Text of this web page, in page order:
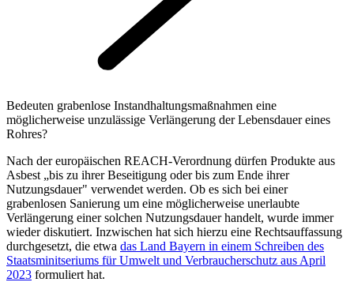
Bedeuten grabenlose Instandhaltungsmaßnahmen eine
möglicherweise unzulässige Verlängerung der Lebensdauer eines
Rohres?
Nach der europäischen REACH-Verordnung dürfen Produkte aus
Asbest „bis zu ihrer Beseitigung oder bis zum Ende ihrer
Nutzungsdauer" verwendet werden. Ob es sich bei einer
grabenlosen Sanierung um eine möglicherweise unerlaubte
Verlängerung einer solchen Nutzungsdauer handelt, wurde immer
wieder diskutiert. Inzwischen hat sich hierzu eine Rechtsauffassung
durchgesetzt, die etwa das Land Bayern in einem Schreiben des
Staatsminitseriums für Umwelt und Verbraucherschutz aus April
2023 formuliert hat.